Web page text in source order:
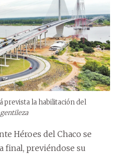
prevista la habilitación del
gentileza
Héroes del Chaco se
final, previéndose su